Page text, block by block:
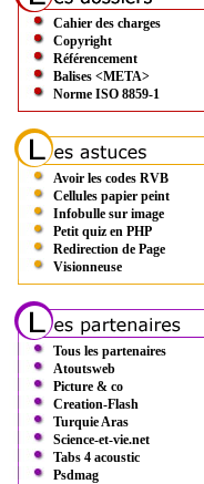
Cahier des charges
Copyright
Référencement
Balises <META>
Norme ISO 8859-1
Avoir les codes RVB
Cellules papier peint
Infobulle sur image
Petit quiz en PHP
Redirection de Page
Visionneuse
Tous les partenaires
Atoutsweb
Picture & co
Creation-Flash
Turquie Aras
Science-et-vie.net
Tabs 4 acoustic
Psdmag